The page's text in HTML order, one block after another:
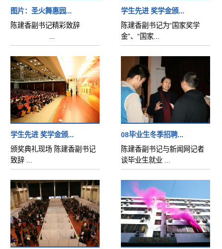
图片：圣火舞惠园...
陈建香副书记精彩致辞
学生先进 奖学金颁...
陈建香副书记为“国家奖学
金”、“国家...
学生先进 奖学金颁...
颁奖典礼现场 陈建香副书记
致辞 ...
08毕业生冬季招聘...
陈建香副书记与新闻网记者
谈毕业生就业 ...